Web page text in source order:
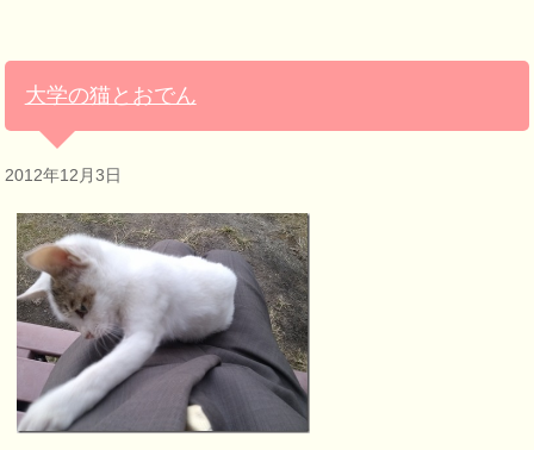
大学の猫とおでん
2012年12月3日